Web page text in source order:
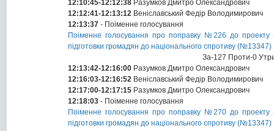
12:10:45-12:12:38 Разумков Дмитро Олександрович
12:12:41-12:13:12 Веніславський Федір Володимирович
12:13:37 - Поіменне голосування
Поіменне голосування про поправку №226 до проекту
підготовки громадян до національного спротиву (№13347)
За-127 Проти-0
12:13:42-12:16:00 Разумков Дмитро Олександрович
12:16:03-12:16:52 Веніславський Федір Володимирович
12:17:00-12:17:15 Разумков Дмитро Олександрович
12:18:03 - Поіменне голосування
Поіменне голосування про поправку №270 до проекту
підготовки громадян до національного спротиву (№13347)